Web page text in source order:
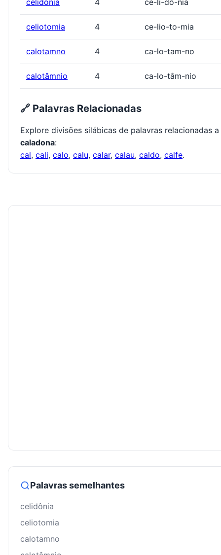
celidônia 4 ce-li-dô-nia
celiotomia 4 ce-lio-to-mia
calotamno 4 ca-lo-tam-no
calotâmnio 4 ca-lo-tâm-nio
🔗 Palavras Relacionadas
Explore divisões silábicas de palavras relacionadas a
caladona:
cal, cali, calo, calu, calar, calau, caldo, calfe.
Palavras semelhantes
celidônia
celiotomia
calotamno